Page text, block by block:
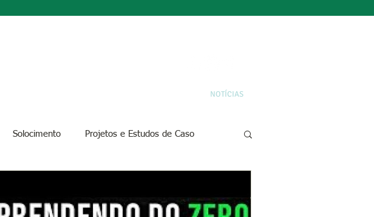
NOTÍCIAS
Solocimento Projetos e Estudos de Caso